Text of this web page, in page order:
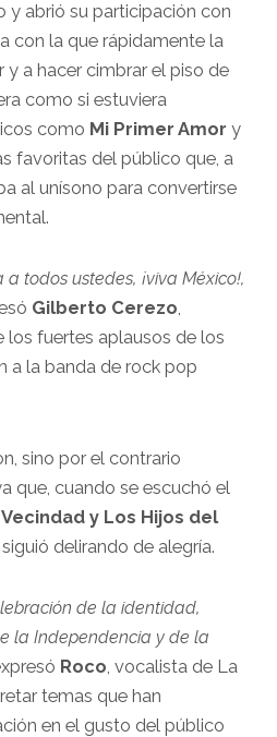
y abrió su participación con
con la que rápidamente la
a hacer cimbrar el piso de
como si estuviera
como Mi Primer Amor y
favoritas del público que, a
al unísono para convertirse
a todos ustedes,¡viva México!,
Gilberto Cerezo,
los fuertes aplausos de los
a la banda de rock pop
sino por el contrario
que, cuando se escuchó el
y Los Hijos del
delirando de alegría.
de la identidad,
la Independencia y de la
Roco, vocalista de La
temas que han
en el gusto del público